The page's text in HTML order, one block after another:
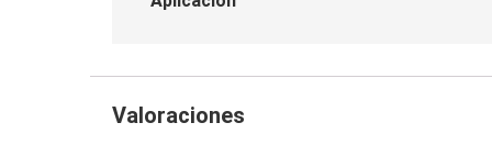
Valoraciones